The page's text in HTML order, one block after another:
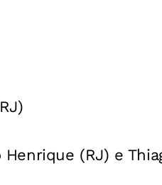
Henrique (RJ) e